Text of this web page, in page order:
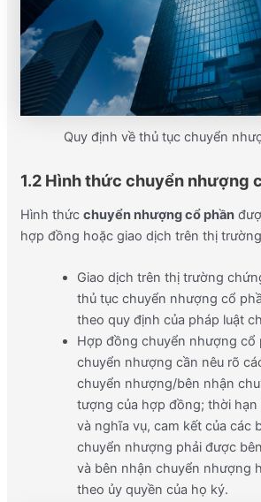
Quy định về thủ tục chuyển
1.2 Hình thức chuyển nhượng
Hình thức chuyển nhượng cổ phần
hợp đồng hoặc giao dịch trên thị
Giao dịch trên thị trường
thủ tục chuyển nhượng cổ
theo quy định của pháp luật
Hợp đồng chuyển nhượng cổ
chuyển nhượng cần nêu rõ
chuyển nhượng/bên nhận
tượng của hợp đồng; thời
và nghĩa vụ, cam kết của các
chuyển nhượng phải được
và bên nhận chuyển nhượng
theo ủy quyền của họ ký.